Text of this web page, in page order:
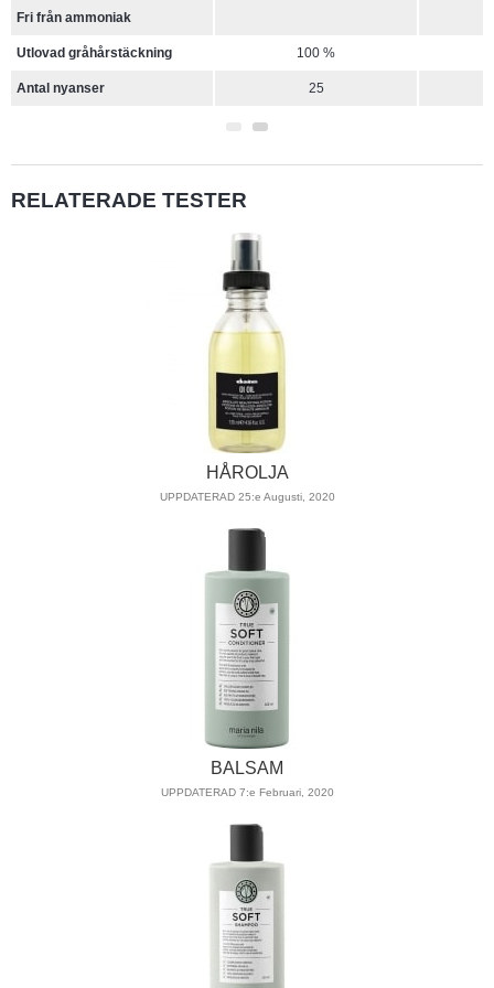
Fri från ammoniak
Utlovad gråhårstäckning
Antal nyanser
Fri från ammoniak
Utlovad gråhårstäckning
Antal nyanser
100 %
25
RELATERADE TESTER
HÅROLJA
UPPDATERAD 25:e Augusti, 2020
BALSAM
UPPDATERAD 7:e Februari, 2020